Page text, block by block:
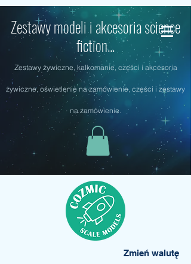
Zestawy modeli i akcesoria science
fiction...
Zestawy żywiczne, kalkomanie, części i akcesoria
żywiczne, oświetlenie na zamówienie, części i zestawy
na zamówienie.
Zmień walutę